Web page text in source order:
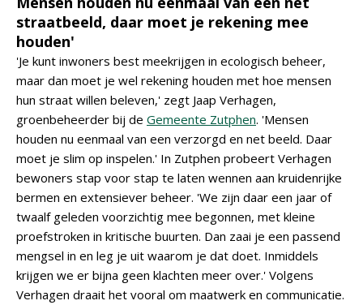
straatbeeld, daar moet je rekening mee
houden'
'Je kunt inwoners best meekrijgen in ecologisch beheer,
maar dan moet je wel rekening houden met hoe mensen
hun straat willen beleven,' zegt Jaap Verhagen,
groenbeheerder bij de Gemeente Zutphen. 'Mensen
houden nu eenmaal van een verzorgd en net beeld. Daar
moet je slim op inspelen.' In Zutphen probeert Verhagen
bewoners stap voor stap te laten wennen aan kruidenrijke
bermen en extensiever beheer. 'We zijn daar een jaar of
twaalf geleden voorzichtig mee begonnen, met kleine
proefstroken in kritische buurten. Dan zaai je een passend
mengsel in en leg je uit waarom je dat doet. Inmiddels
krijgen we er bijna geen klachten meer over.' Volgens
Verhagen draait het vooral om maatwerk en communicatie.